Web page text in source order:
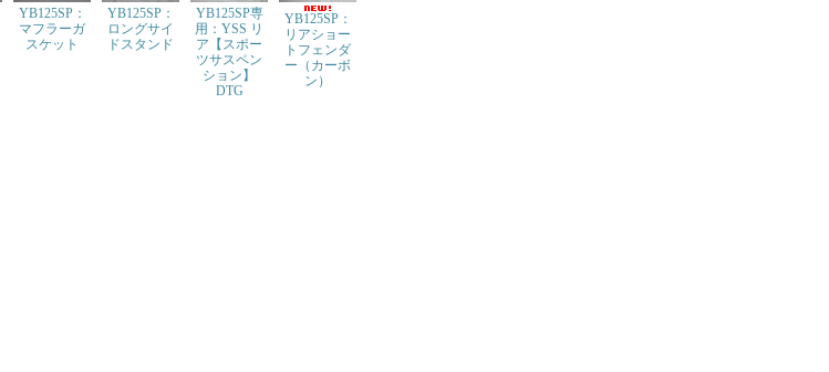
YB125SP：
マフラーガ
スケット
YB125SP：
ロングサイ
ドスタンド
YB125SP専
用：YSS リ
ア【スポー
ツサスペン
ション】
DTG
YB125SP：
リアショー
トフェンダ
ー（カーボ
ン）